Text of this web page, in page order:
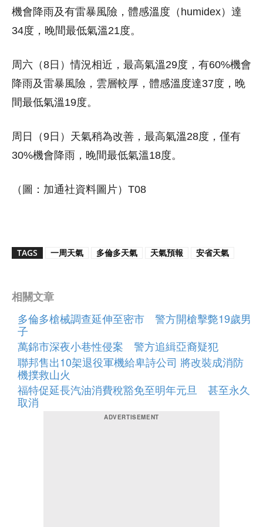
機會降雨及有雷暴風險，體感溫度（humidex）達
34度，晚間最低氣溫21度。
周六（8日）情況相近，最高氣溫29度，有60%機會
降雨及雷暴風險，雲層較厚，體感溫度達37度，晚
間最低氣溫19度。
周日（9日）天氣稍為改善，最高氣溫28度，僅有
30%機會降雨，晚間最低氣溫18度。
（圖：加通社資料圖片）T08
TAGS 一周天氣 多倫多天氣 天氣預報 安省天氣
相關文章
多倫多槍械調查延伸至密市 警方開槍擊斃19歲男
子
萬錦市深夜小巷性侵案 警方追緝亞裔疑犯
聯邦售出10架退役軍機給卑詩公司 將改裝成消防
機撲救山火
福特促延長汽油消費稅豁免至明年元旦 甚至永久
取消